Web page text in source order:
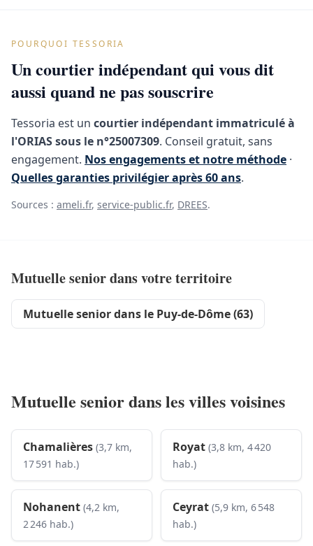
POURQUOI TESSORIA
Un courtier indépendant qui vous dit
aussi quand ne pas souscrire
Tessoria est un courtier indépendant immatriculé à
l'ORIAS sous le n°25007309. Conseil gratuit, sans
engagement. Nos engagements et notre méthode ·
Quelles garanties privilégier après 60 ans.
Sources : ameli.fr, service-public.fr, DREES.
Mutuelle senior dans votre territoire
Mutuelle senior dans le Puy-de-Dôme (63)
Mutuelle senior dans les villes voisines
Chamalières (3,7 km,
17 591 hab.)
Royat (3,8 km, 4 420
hab.)
Nohanent (4,2 km,
2 246 hab.)
Ceyrat (5,9 km, 6 548
hab.)